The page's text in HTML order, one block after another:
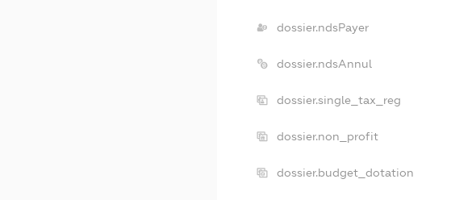
dossier.ndsPayer
dossier.ndsAnnul
dossier.single_tax_reg
dossier.non_profit
dossier.budget_dotation